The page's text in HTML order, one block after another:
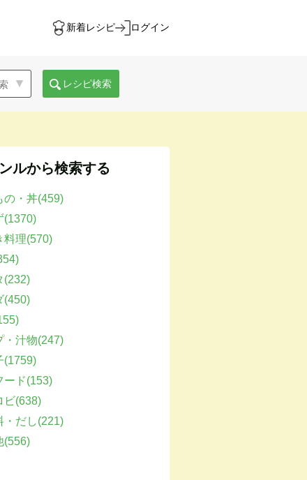
新着レシピ ログイン
レシピ検索
ルから検索する
の・丼(459)
(1370)
料理(570)
(232)
(450)
・汁物(247)
(1759)
ード(153)
ビ(638)
・だし(221)
(556)